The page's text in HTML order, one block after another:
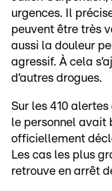
urgences. Il
peuvent être très
aussi la douleur
agressif. À cela
d’autres drogues.
Sur les 410
le personnel avait
officiellement
Les cas les plus
retrouve en arrêt